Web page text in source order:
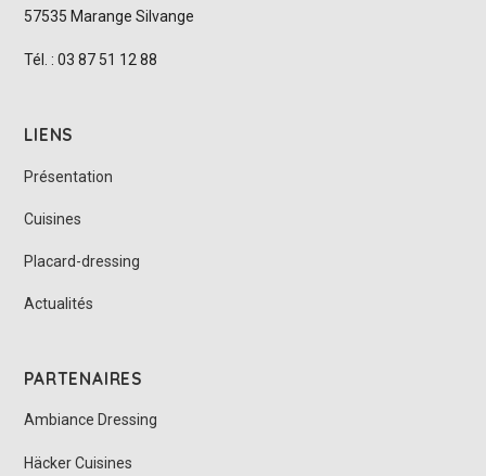
57535 Marange Silvange
Tél. : 03 87 51 12 88
LIENS
Présentation
Cuisines
Placard-dressing
Actualités
PARTENAIRES
Ambiance Dressing
Häcker Cuisines